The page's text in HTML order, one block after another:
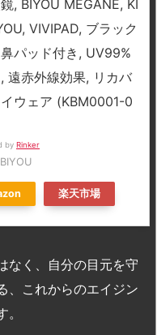
, BIYOU MEGANE, KI
VIVIPAD, ブラック
パッド付き, UV99%
遠赤外線効果, リカバ
ウェア (KBM0001-0
by Rinker
楽天市場
なく、自分の目元を守
、これからのエイジン